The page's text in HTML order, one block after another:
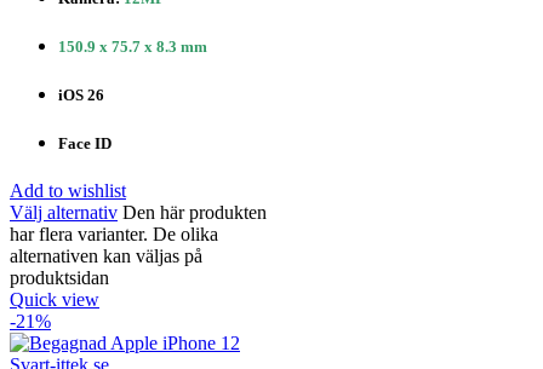
150.9 x 75.7 x 8.3 mm
iOS 26
Face ID
Add to wishlist
Välj alternativ Den här produkten
har flera varianter. De olika
alternativen kan väljas på
produktsidan
Quick view
-21%